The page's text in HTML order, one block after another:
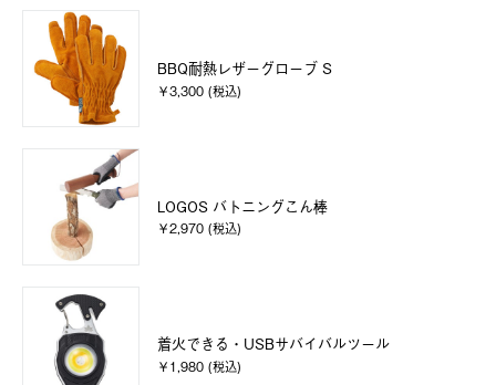
BBQ耐熱レザーグローブ S
￥3,300 (税込)
LOGOS バトニングこん棒
￥2,970 (税込)
着火できる・USBサバイバルツール
￥1,980 (税込)